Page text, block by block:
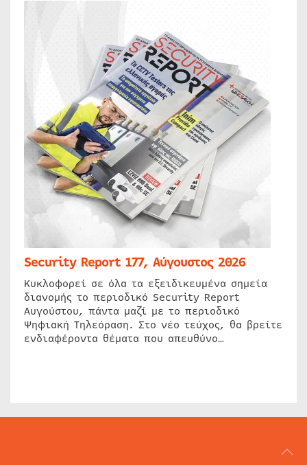
Security Report 177, Αύγουστος 2026
Κυκλοφορεί σε όλα τα εξειδικευμένα σημεία
διανομής το περιοδικό Security Report
Αυγούστου, πάντα μαζί με το περιοδικό
Ψηφιακή Τηλεόραση. Στο νέο τεύχος, θα βρείτε
ενδιαφέροντα θέματα που απευθύνο…